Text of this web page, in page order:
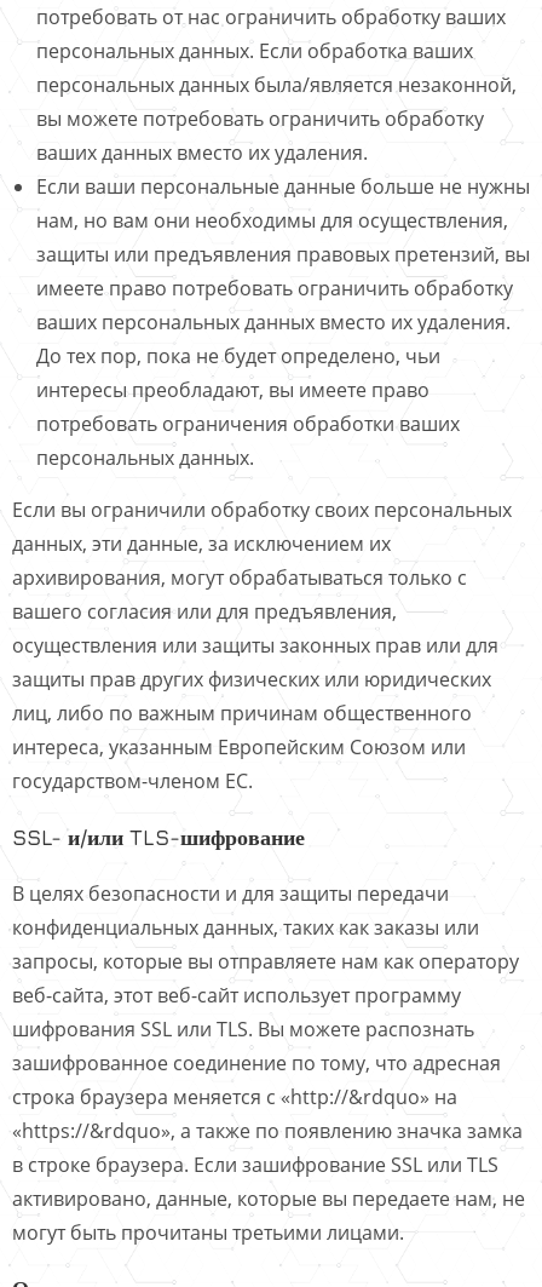
потребовать от нас ограничить обработку ваших
персональных данных. Если обработка ваших
персональных данных была/является незаконной,
вы можете потребовать ограничить обработку
ваших данных вместо их удаления.
Если ваши персональные данные больше не нужны
нам, но вам они необходимы для осуществления,
защиты или предъявления правовых претензий, вы
имеете право потребовать ограничить обработку
ваших персональных данных вместо их удаления.
До тех пор, пока не будет определено, чьи
интересы преобладают, вы имеете право
потребовать ограничения обработки ваших
персональных данных.
Если вы ограничили обработку своих персональных
данных, эти данные, за исключением их
архивирования, могут обрабатываться только с
вашего согласия или для предъявления,
осуществления или защиты законных прав или для
защиты прав других физических или юридических
лиц, либо по важным причинам общественного
интереса, указанным Европейским Союзом или
государством-членом ЕС.
SSL- и/или TLS-шифрование
В целях безопасности и для защиты передачи
конфиденциальных данных, таких как заказы или
запросы, которые вы отправляете нам как оператору
веб-сайта, этот веб-сайт использует программу
шифрования SSL или TLS. Вы можете распознать
зашифрованное соединение по тому, что адресная
строка браузера меняется с «http://&rdquo» на
«https://&rdquo», а также по появлению значка замка
в строке браузера. Если зашифрование SSL или TLS
активировано, данные, которые вы передаете нам, не
могут быть прочитаны третьими лицами.